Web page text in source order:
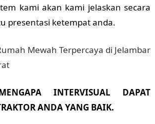
kami akan kami jelaskan secara
presentasi ketempat anda.
INTERVISUAL DAPAT
ANDA YANG BAIK.